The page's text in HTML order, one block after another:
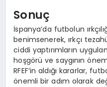
Sonuç
İspanya’da futbolun
benimsenerek, ırkçı
ciddi yaptırımların
hoşgörü ve saygının
RFEF’in aldığı kararlar,
önemli bir adım olarak